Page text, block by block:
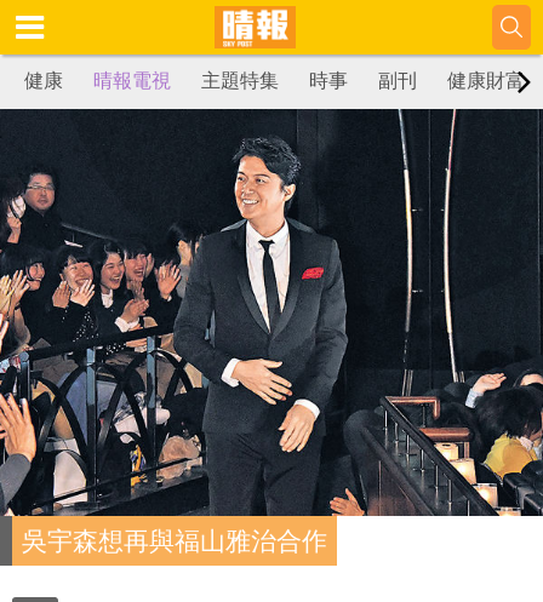
健康 晴報電視 主題特集 時事 副刊 健康財富
吳宇森想再與福山雅治合作